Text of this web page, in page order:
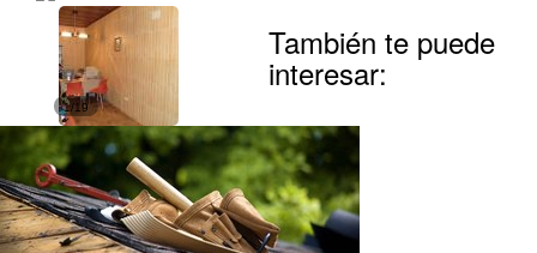
1/19
También te puede
interesar: